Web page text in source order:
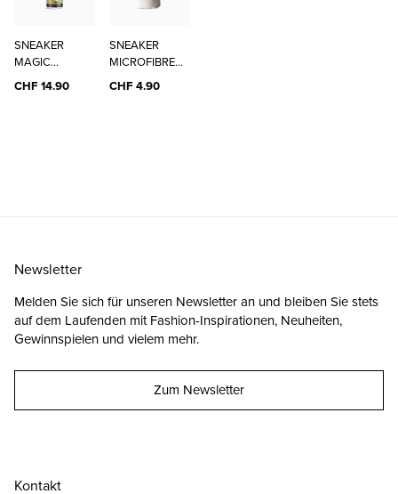
SNEAKER
MAGIC
CLEANER
CHF 14.90
SNEAKER
MICROFIBRE
CLOTH
CHF 4.90
Kontakt
Newsletter
Melden Sie sich für unseren Newsletter an und bleiben Sie stets
auf dem Laufenden mit Fashion-Inspirationen, Neuheiten,
Gewinnspielen und vielem mehr.
Zum Newsletter